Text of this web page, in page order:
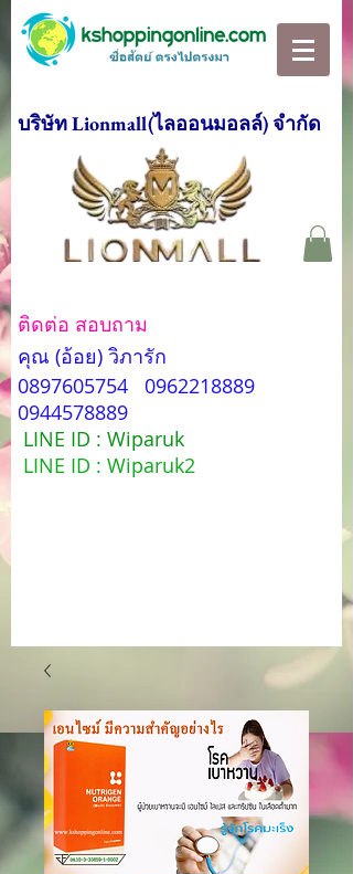
บริษัท Lionmall(ไลออนมอลล์) จำกัด
ติดต่อ สอบถาม
คุณ (อ้อย) วิภารัก
0897605754
0962218889
0944578889
LINE ID : Wiparuk
LINE ID : Wiparuk2